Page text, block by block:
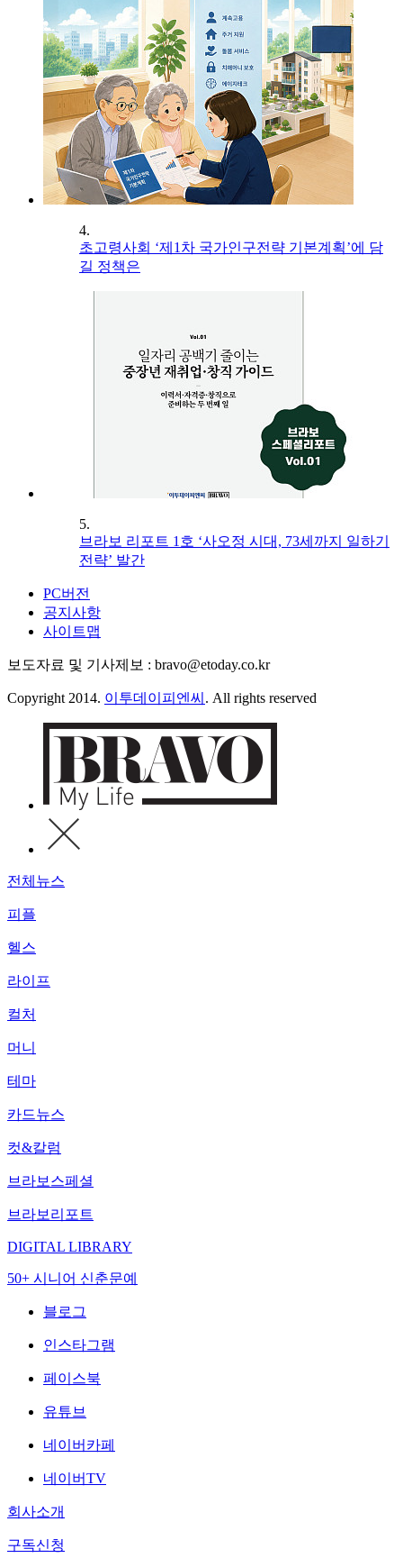
4.
초고령사회 ‘제1차 국가인구전략 기본계획’에 담
길 정책은
5.
브라보 리포트 1호 ‘사오정 시대, 73세까지 일하기
전략’ 발간
PC버전
공지사항
사이트맵
보도자료 및 기사제보 : bravo@etoday.co.kr
Copyright 2014. 이투데이피엔씨 . All rights reserved
전체뉴스
피플
헬스
라이프
컬처
머니
테마
카드뉴스
컷&칼럼
브라보스페셜
브라보리포트
DIGITAL LIBRARY
50+ 시니어 신춘문예
블로그
인스타그램
페이스북
유튜브
네이버카페
네이버TV
회사소개
구독신청